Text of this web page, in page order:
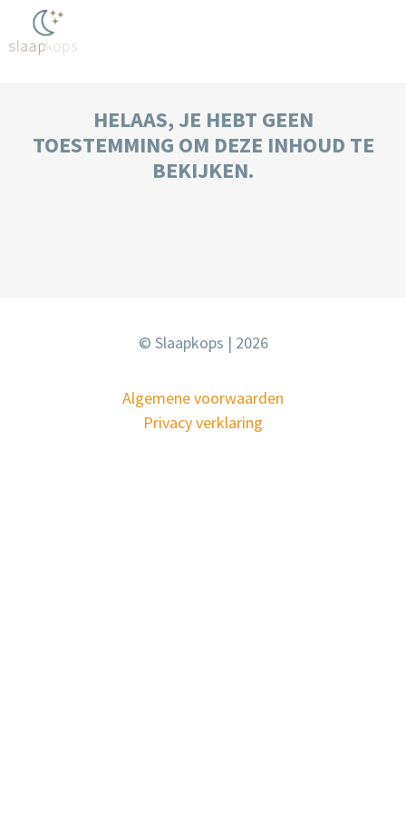
HELAAS, JE HEBT GEEN
TOESTEMMING OM DEZE INHOUD TE
BEKIJKEN.
© Slaapkops | 2026
Algemene voorwaarden
Privacy verklaring